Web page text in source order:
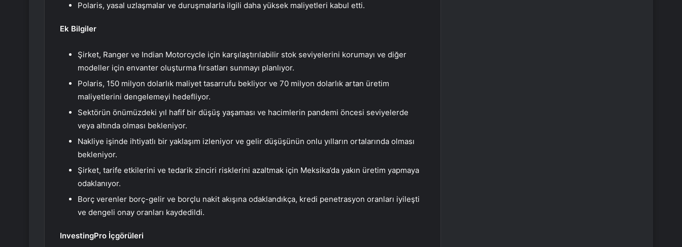
Polaris, yasal uzlaşmalar ve duruşmalarla ilgili daha yüksek maliyetleri kabul etti.
Ek Bilgiler
Şirket, Ranger ve Indian Motorcycle için karşılaştırılabilir stok seviyelerini korumayı ve diğer
modeller için envanter oluşturma fırsatları sunmayı planlıyor.
Polaris, 150 milyon dolarlık maliyet tasarrufu bekliyor ve 70 milyon dolarlık artan üretim
maliyetlerini dengelemeyi hedefliyor.
Sektörün önümüzdeki yıl hafif bir düşüş yaşaması ve hacimlerin pandemi öncesi seviyelerde
veya altında olması bekleniyor.
Nakliye işinde ihtiyatlı bir yaklaşım izleniyor ve gelir düşüşünün onlu yılların ortalarında olması
bekleniyor.
Şirket, tarife etkilerini ve tedarik zinciri risklerini azaltmak için Meksika’da yakın üretim yapmaya
odaklanıyor.
Borç verenler borç-gelir ve borçlu nakit akışına odaklandıkça, kredi penetrasyon oranları iyileşti
ve dengeli onay oranları kaydedildi.
InvestingPro İçgörüleri